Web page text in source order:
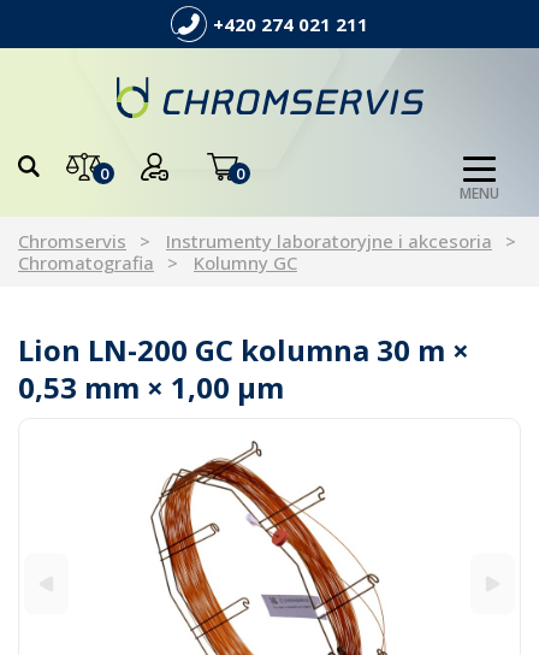
+420 274 021 211
0 0
MENU
Chromservis
Instrumenty laboratoryjne i akcesoria
Chromatografia
Kolumny GC
Lion LN-200 GC kolumna 30 m ×
0,53 mm × 1,00 µm